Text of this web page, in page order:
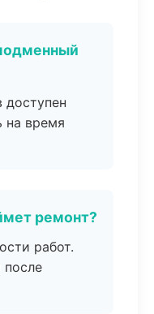
доступен
на время
ремонт?
работ.